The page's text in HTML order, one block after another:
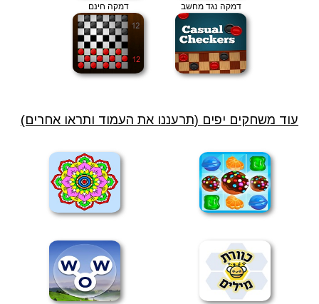
דמקה נגד מחשב דמקה חינם
עוד משחקים יפים (תרעננו את העמוד ותראו אחרים)